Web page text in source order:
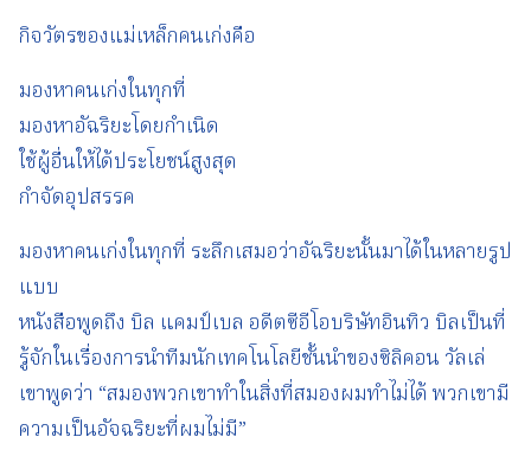
กิจวัตรของแม่เหล็กคนเก่งคือ
มองหาคนเก่งในทุกที่
มองหาอัฉริยะโดยกำเนิด
ใช้ผู้อื่นให้ได้ประโยชน์สูงสุด
กำจัดอุปสรรค
มองหาคนเก่งในทุกที่ ระลึกเสมอว่าอัฉริยะนั้นมาได้ในหลายรูป
แบบ
หนังสือพูดถึง บิล แคมป์เบล อดีตซีอีโอบริษัทอินทิว บิลเป็นที่
รู้จักในเรื่องการนำทีมนักเทคโนโลยีชั้นนำของซิลิคอน วัลเล่
เขาพูดว่า “สมองพวกเขาทำในสิ่งที่สมองผมทำไม่ได้ พวกเขามี
ความเป็นอัจฉริยะที่ผมไม่มี”